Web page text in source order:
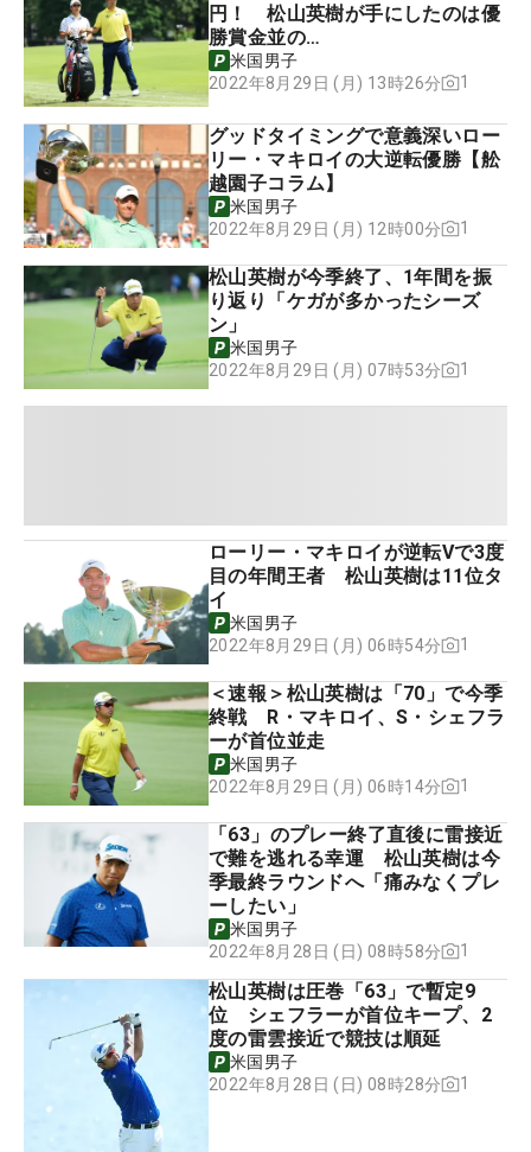
円！ 松山英樹が手にしたのは優
勝賞金並の…
米国男子
2022年8月29日 (月) 13時26分
1
グッドタイミングで意義深いロー
リー・マキロイの大逆転優勝【舩
越園子コラム】
米国男子
2022年8月29日 (月) 12時00分
1
松山英樹が今季終了、1年間を振
り返り「ケガが多かったシーズ
ン」
米国男子
2022年8月29日 (月) 07時53分
1
ローリー・マキロイが逆転Vで3度
目の年間王者 松山英樹は11位タ
イ
米国男子
2022年8月29日 (月) 06時54分
1
＜速報＞松山英樹は「70」で今季
終戦 R・マキロイ、S・シェフラ
ーが首位並走
米国男子
2022年8月29日 (月) 06時14分
1
「63」のプレー終了直後に雷接近
で難を逃れる幸運 松山英樹は今
季最終ラウンドへ「痛みなくプレ
ーしたい」
米国男子
2022年8月28日 (日) 08時58分
1
松山英樹は圧巻「63」で暫定9
位 シェフラーが首位キープ、2
度の雷雲接近で競技は順延
米国男子
2022年8月28日 (日) 08時28分
1